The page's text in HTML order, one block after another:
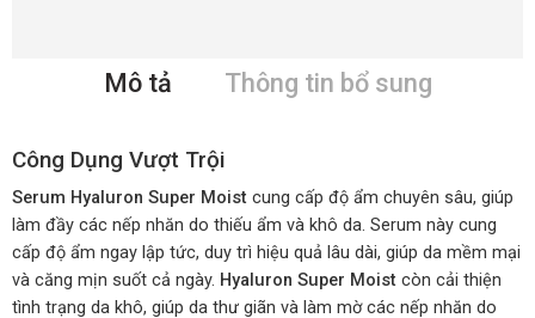
Mô tả Thông tin bổ sung
Công Dụng Vượt Trội
Serum Hyaluron Super Moist cung cấp độ ẩm chuyên sâu, giúp
làm đầy các nếp nhăn do thiếu ẩm và khô da. Serum này cung
cấp độ ẩm ngay lập tức, duy trì hiệu quả lâu dài, giúp da mềm mại
và căng mịn suốt cả ngày. Hyaluron Super Moist còn cải thiện
tình trạng da khô, giúp da thư giãn và làm mờ các nếp nhăn do